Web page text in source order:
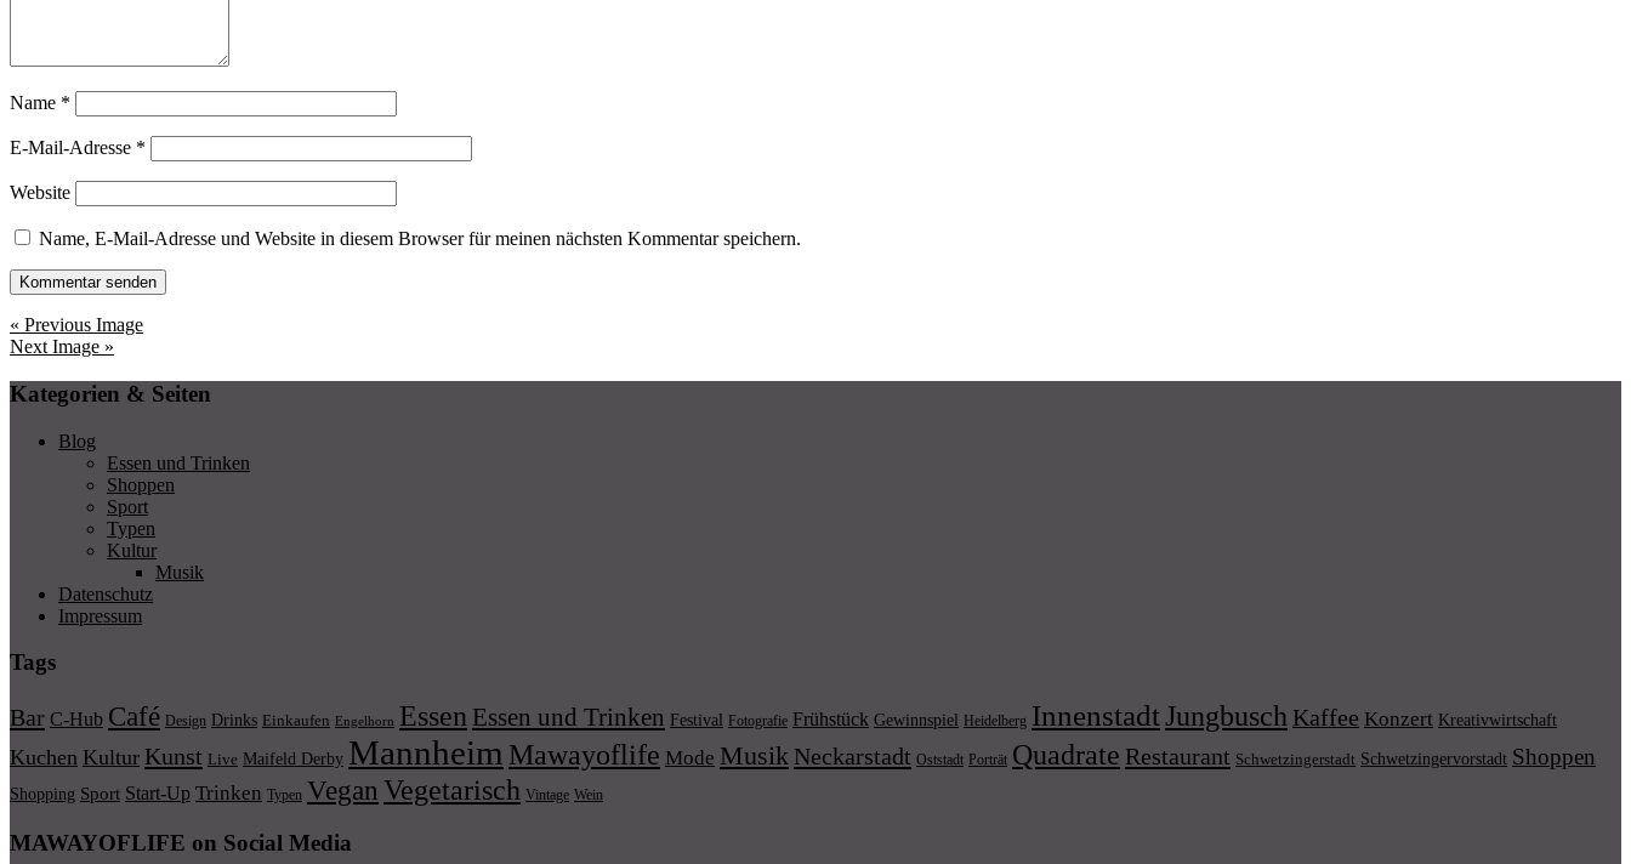
Name *
E-Mail-Adresse *
Website
Name, E-Mail-Adresse und Website in diesem Browser für meinen nächsten Kommentar speichern.
« Previous Image
Next Image »
Kategorien & Seiten
Blog
Essen und Trinken
Shoppen
Sport
Typen
Kultur
Musik
Datenschutz
Impressum
Tags
Bar C-Hub Café Design Drinks Einkaufen Engelhorn Essen Essen und Trinken Festival Fotografie Frühstück Gewinnspiel Heidelberg InnenstadtJungbusch Kaffee Konzert Kreativwirtschaft
Kuchen Kultur Kunst Live Maifeld Derby Mannheim Mawayoflife Mode Musik Neckarstadt Oststadt Porträt Quadrate Restaurant Schwetzingerstadt Schwetzingervorstadt Shoppen
Shopping Sport Start-Up Trinken Typen Vegan Vegetarisch Vintage Wein
MAWAYOFLIFE on Social Media